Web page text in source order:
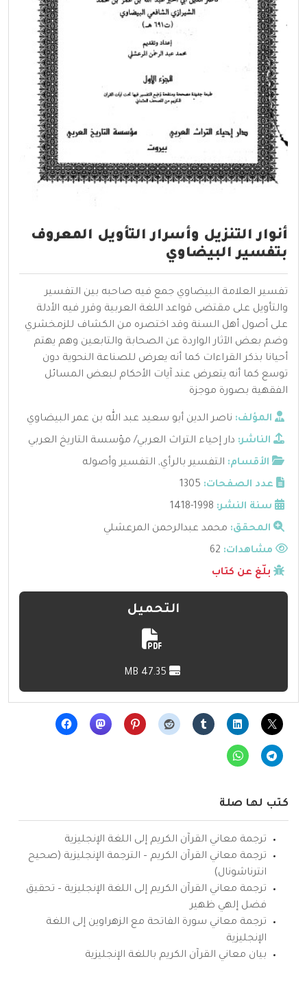
أنوار التنزيل وأسرار التأويل المعروف
بتفسير البيضاوي
تفسير العلامة البيضاوي جمع فيه صاحبه بين التفسير
والتأويل على مقتضى قواعد اللغة العربية وقرر فيه الأدلة
على أصول أهل السنة وقد اختصره من الكشاف للزمخشري
وضم بعض الآثار الواردة عن الصحابة والتابعين وهم يهتم
أحيانا بذكر القراءات كما أنه يعرض للصناعة النحوية دون
توسع كما أنه يتعرض عند آيات الأحكام لبعض المسائل
الفقهية بصورة موجزة
المؤلف: ناصر الدين أبو سعيد عبد الله بن عمر البيضاوي
الناشر: دار إحياء التراث العربي/ مؤسسة التاريخ العربي
الأقسام: التفسير بالرأي, التفسير وأصوله
عدد الصفحات: 1305
سنة النشر: 1998-1418
المحقق: محمد عبدالرحمن المرعشلي
مشاهدات:
بلّغ عن كتاب
التحميل
كتب لها صلة
ترجمة معاني القرآن الكريم إلى اللغة الإنجليزية
ترجمة معاني القرآن الكريم – الترجمة الإنجليزية (صحيح
انترناشونال)
ترجمة معاني القرآن الكريم إلى اللغة الإنجليزية – تحقيق
فضل إلهي ظهير
ترجمة معاني سورة الفاتحة مع الزهراوين إلى اللغة
الإنجليزية
بيان معاني القرآن الكريم باللغة الإنجليزية